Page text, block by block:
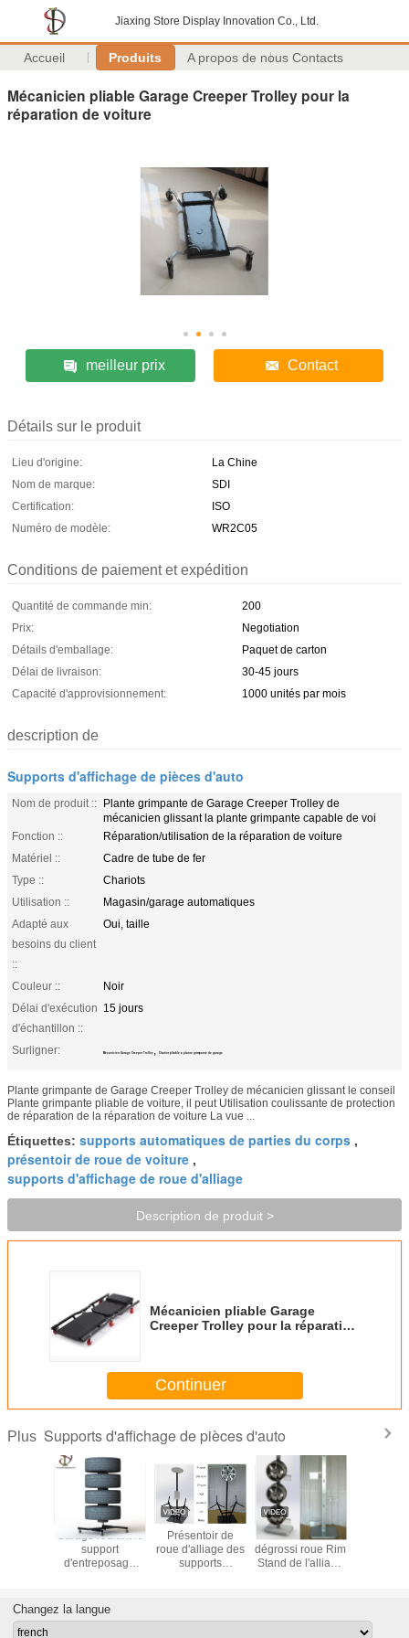
Jiaxing Store Display Innovation Co., Ltd.
Accueil Produits A propos de nous Contacts
Mécanicien pliable Garage Creeper Trolley pour la
réparation de voiture
meilleur prix Contact
Détails sur le produit
Lieu d'origine:
La Chine
Nom de marque:
SDI
Certification:
ISO
Numéro de modèle:
WR2C05
Conditions de paiement et expédition
Quantité de commande min:
200
Prix:
Negotiation
Détails d'emballage:
Paquet de carton
Délai de livraison:
30-45 jours
Capacité d'approvisionnement:
1000 unités par mois
description de
Supports d'affichage de pièces d'auto
Nom de produit :: Plante grimpante de Garage Creeper Trolley de
mécanicien glissant la plante grimpante capable de voi
Fonction ::
Réparation/utilisation de la réparation de voiture
Matériel ::
Cadre de tube de fer
Type ::
Chariots
Utilisation ::
Magasin/garage automatiques
Adapté aux
besoins du client
::
Oui, taille
Couleur ::
Noir
Délai d'exécution
d'échantillon ::
15 jours
Surligner: Mécanicien Garage Creeper Trolley , Chariot pliable à plante grimpante de garage
Plante grimpante de Garage Creeper Trolley de mécanicien glissant le conseil
Plante grimpante pliable de voiture, il peut Utilisation coulissante de protection
de réparation de la réparation de voiture La vue ...
Étiquettes: supports automatiques de parties du corps ,
présentoir de roue de voiture ,
supports d'affichage de roue d'alliage
Description de produit >
Mécanicien pliable Garage
Creeper Trolley pour la réparation
Continuer
Plus Supports d'affichage de pièces d'auto
6 de
Garage roulant le
support
d'entreposage
réparation
d'automobile
Présentoir de
roue d'alliage des
supports
d'alliage de POP
Le double d'OIN a
dégrossi roue Rim
Stand de l'alliage
métal de
Changez la langue